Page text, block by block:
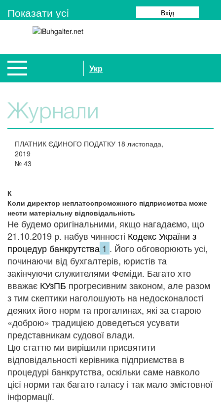
Показати усi Вхід
Укр
Журнали
ПЛАТНИК ЄДИНОГО ПОДАТКУ 18 листопада,
2019
№ 43
К
Коли директор неплатоспроможного підприємства може
нести матеріальну відповідальність
Не будемо оригінальними, якщо нагадаємо, що
21.10.2019 р. набув чинності Кодекс України з
процедур банкрутства 1 . Його обговорюють усі,
починаючи від бухгалтерів, юристів та
закінчуючи служителями Феміди. Багато хто
вважає КУзПБ прогресивним законом, але разом
з тим скептики наголошують на недосконалості
деяких його норм та прогалинах, які за старою
«доброю» традицією доведеться усувати
представникам судової влади.
Цю статтю ми вирішили присвятити
відповідальності керівника підприємства в
процедурі банкрутства, оскільки саме навколо
цієї норми так багато галасу і так мало змістовної
інформації.